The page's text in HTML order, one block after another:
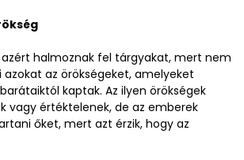
halmoznak fel tárgyakat, mert nem
azokat az örökségeket, amelyeket
kaptak. Az ilyen örökségek
vagy értéktelenek, de az emberek
őket, mert azt érzik, hogy az